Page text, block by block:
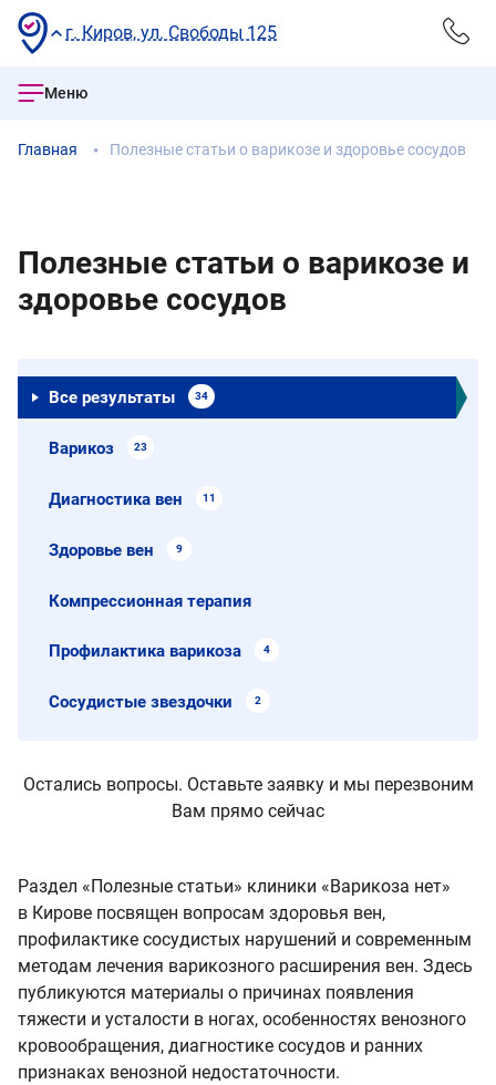
г. Киров, ул. Свободы 125
Меню
Главная Полезные статьи о варикозе и здоровье сосудов
Полезные статьи о варикозе и
здоровье сосудов
Раздел «Полезные статьи» клиники «Варикоза нет»
в Кирове посвящен вопросам здоровья вен,
профилактике сосудистых нарушений и современным
методам лечения варикозного расширения вен. Здесь
публикуются материалы о причинах появления
тяжести и усталости в ногах, особенностях венозного
кровообращения, диагностике сосудов и ранних
признаках венозной недостаточности.
Все результаты 34
Варикоз 23
Диагностика вен 11
Здоровье вен 9
Компрессионная терапия
Профилактика варикоза 4
Сосудистые звездочки 2
Остались вопросы. Оставьте заявку и мы перезвоним
Вам прямо сейчас